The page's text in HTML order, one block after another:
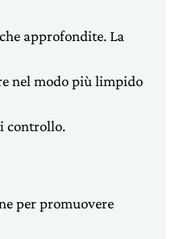
approfondite. La
nel modo più limpido
controllo.
per promuovere